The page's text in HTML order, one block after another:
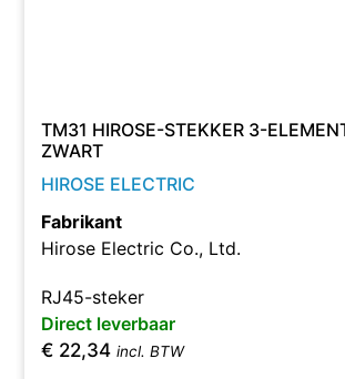
TM31 HIROSE-STEKKER 3-
ZWART
HIROSE ELECTRIC
Fabrikant
Hirose Electric Co., Ltd.
RJ45-steker
Direct leverbaar
€ 22,34 incl. BTW